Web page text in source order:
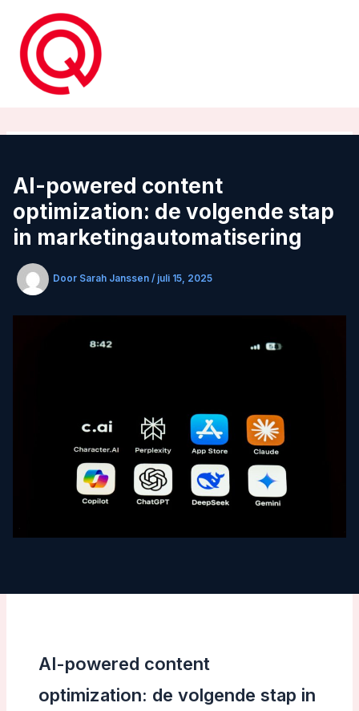
inhoud
AI-powered content
optimization: de volgende stap
in marketingautomatisering
Door Sarah Janssen / juli 15, 2025
AI-powered content
optimization: de volgende stap in